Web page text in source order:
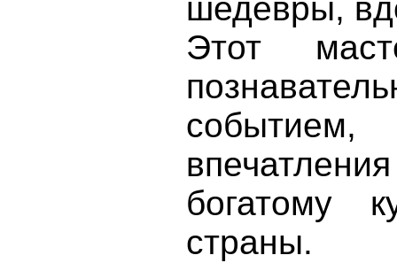
шедевры,
Этот
богатому
страны.